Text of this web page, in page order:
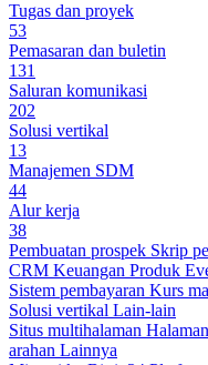
Tugas dan proyek
53
Pemasaran dan buletin
131
Saluran komunikasi
202
Solusi vertikal
13
Manajemen SDM
44
Alur kerja
38
Pembuatan prospek Skrip
CRM Keuangan Produk
Sistem pembayaran Kurs
Solusi vertikal Lain-lain
Situs multihalaman
arahan Lainnya